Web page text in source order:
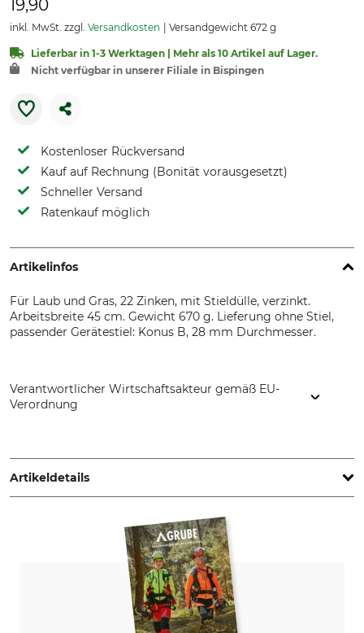
19,90
inkl. MwSt. zzgl. Versandkosten Versandgewicht 672 g
Lieferbar in 1-3 Werktagen | Mehr als 10 Artikel auf Lager.
Nicht verfügbar in unserer Filiale in Bispingen
Kostenloser Rückversand
Kauf auf Rechnung (Bonität vorausgesetzt)
Schneller Versand
Ratenkauf möglich
Artikelinfos
Für Laub und Gras, 22 Zinken, mit Stieldülle, verzinkt.
Arbeitsbreite 45 cm. Gewicht 670 g. Lieferung ohne Stiel,
passender Gerätestiel: Konus B, 28 mm Durchmesser.
Verantwortlicher Wirtschaftsakteur gemäß EU-
Verordnung
58553 Halver, Germany, www.flora.biz
Artikeldetails
Produkttyp
Laubbesen
Modellbezeichnung
Herstellung
Made in Germany